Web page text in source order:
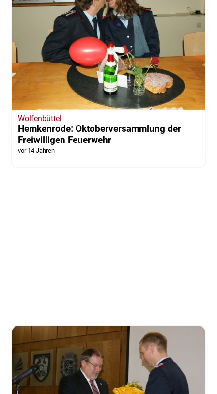
Wolfenbüttel
Hemkenrode: Oktoberversammlung der
Freiwilligen Feuerwehr
vor 14 Jahren